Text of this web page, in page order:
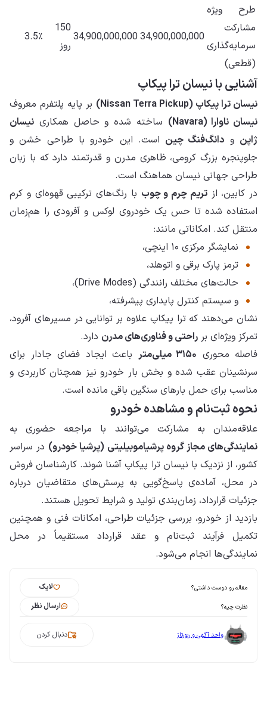
طرح ویژه
مشارکت
سرمایه‌گذاری
(قطعی)
34,900,000,000
34,900,000,000
150
روز
3.5٪
آشنایی با نیسان ترا پیکاپ
نیسان ترا پیکاپ (Nissan Terra Pickup)
بر پایه پلتفرم معروف
نیسان ناوارا (Navara)
ساخته شده و حاصل همکاری نیسان
ژاپن و دانگ‌فنگ چین است. این خودرو با طراحی خشن و
جلوپنجره بزرگ کرومی، ظاهری مدرن و قدرتمند دارد که با زبان
طراحی جهانی نیسان هماهنگ است.
در کابین، ازتریم چرم و چوب با رنگ‌های ترکیبی قهوه‌ای و کرم
استفاده شده تا حس یک خودروی لوکس و آفرودی را هم‌زمان
منتقل کند. امکاناتی مانند:
نمایشگر مرکزی ۱۰ اینچی،
ترمز پارک برقی و اتوهلد،
حالت‌های مختلف رانندگی (Drive Modes)،
و سیستم کنترل پایداری پیشرفته،
نشان می‌دهند که ترا پیکاپ علاوه بر توانایی در مسیرهای آفرود،
تمرکز ویژه‌ای بر راحتی و فناوری‌های مدرن دارد.
فاصله محوری ۳۱۵۰ میلی‌متر
باعث ایجاد فضای جادار برای
سرنشینان عقب شده و بخش بار خودرو نیز همچنان کاربردی و
مناسب برای حمل بارهای سنگین باقی مانده است.
نحوه ثبت‌نام و مشاهده خودرو
علاقه‌مندان به مشارکت می‌توانند با مراجعه حضوری به
نمایندگی‌های مجاز گروه پرشیاموبیلیتی (پرشیا خودرو) در سراسر
کشور، از نزدیک با نیسان ترا پیکاپ آشنا شوند. کارشناسان فروش
در محل، آماده‌ی پاسخ‌گویی به پرسش‌های متقاضیان درباره
جزئیات قرارداد، زمان‌بندی تولید و شرایط تحویل هستند.
بازدید از خودرو، بررسی جزئیات طراحی، امکانات فنی و همچنین
تکمیل فرآیند ثبت‌نام و عقد قرارداد مستقیماً در محل
نمایندگی‌ها انجام می‌شود.
مقاله رو دوست داشتی؟ لایک
نظرت چیه؟ ارسال نظر
واحد آگهی و رپورتاژ دنبال کردن